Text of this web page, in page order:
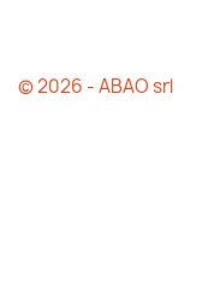
© 2026 - ABAO srl